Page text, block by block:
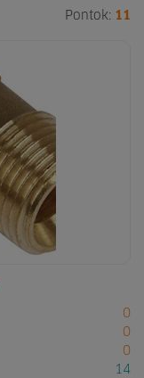
Pontok: 11
0
0
0
14